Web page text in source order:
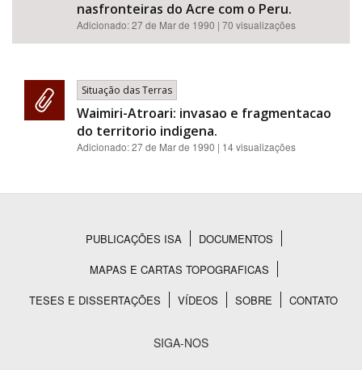
nasfronteiras do Acre com o Peru.
Adicionado:27 de Mar de 1990 | 70 visualizações
Situação das Terras
Waimiri-Atroari: invasao e fragmentacao
do territorio indigena.
Adicionado:27 de Mar de 1990 | 14 visualizações
Rodapé
PUBLICAÇÕES ISA
DOCUMENTOS
MAPAS E CARTAS TOPOGRAFICAS
TESES E DISSERTAÇÕES
VÍDEOS SOBRE CONTATO
SIGA-NOS